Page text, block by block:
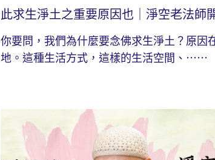
此求生淨土之重要原因也｜淨空老法師
你要問，我們為什麼要念佛求生淨土？原因
地。這種生活方式，這樣的生活空間、⋯⋯